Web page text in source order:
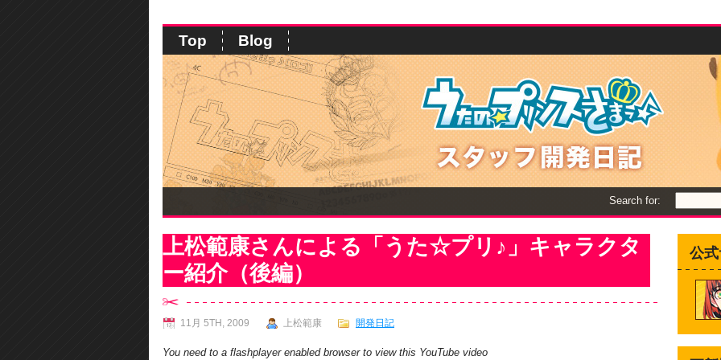
Top Blog
Search for:
上松範康さんによる「うた☆プリ♪」キャラクタ
ー紹介（後編）
11月 5TH, 2009 上松範康 開発日記
You need to a flashplayer enabled browser to view this YouTube video
公